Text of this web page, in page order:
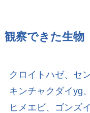
観察できた生物
クロイトハゼ、セ
キンチャクダイyg
ヒメエビ、ゴンズ